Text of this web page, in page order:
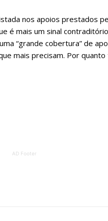
nos apoios prestados
é mais um sinal
“grande cobertura” de
mais precisam. Por
AD Footer